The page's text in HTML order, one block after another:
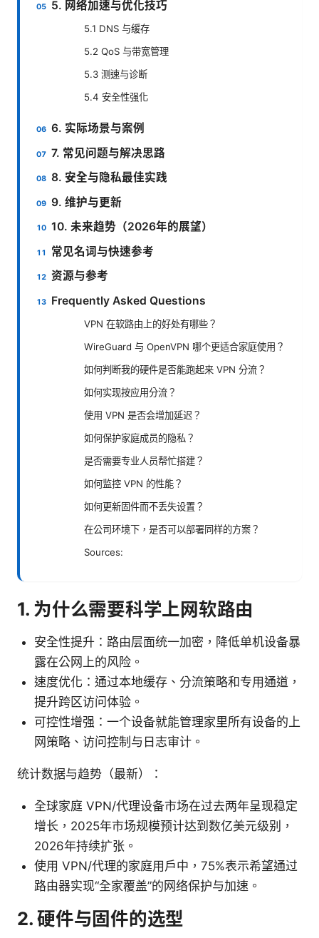
5. 网络加速与优化技巧
5.1 DNS 与缓存
5.2 QoS 与带宽管理
5.3 测速与诊断
5.4 安全性强化
6. 实际场景与案例
7. 常见问题与解决思路
8. 安全与隐私最佳实践
9. 维护与更新
10. 未来趋势（2026年的展望）
常见名词与快速参考
资源与参考
Frequently Asked Questions
VPN 在软路由上的好处有哪些？
WireGuard 与 OpenVPN 哪个更适合家庭使用？
如何判断我的硬件是否能跑起来 VPN 分流？
如何实现按应用分流？
使用 VPN 是否会增加延迟？
如何保护家庭成员的隐私？
是否需要专业人员帮忙搭建？
如何监控 VPN 的性能？
如何更新固件而不丢失设置？
在公司环境下，是否可以部署同样的方案？
Sources:
1. 为什么需要科学上网软路由
安全性提升：路由层面统一加密，降低单机设备暴
露在公网上的风险。
速度优化：通过本地缓存、分流策略和专用通道，
提升跨区访问体验。
可控性增强：一个设备就能管理家里所有设备的上
网策略、访问控制与日志审计。
统计数据与趋势（最新）：
全球家庭 VPN/代理设备市场在过去两年呈现稳定
增长，2025年市场规模预计达到数亿美元级别，
2026年持续扩张。
使用 VPN/代理的家庭用户中，75%表示希望通过
路由器实现“全家覆盖”的网络保护与加速。
2. 硬件与固件的选型